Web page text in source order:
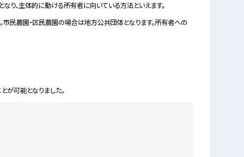
り、主体的に動ける所有者に向いている方法といえます。
市民農園・区民農園の場合は地方公共団体となります。所有者への
が可能となりました。